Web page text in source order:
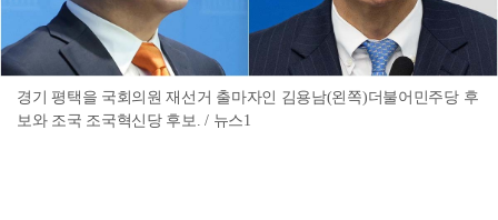
경기 평택을 국회의원 재선거 출마자인 김용남(왼쪽)더불어민주당 후
보와 조국 조국혁신당 후보. / 뉴스1